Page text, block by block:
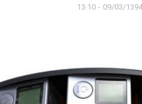
09/03/1394 - 13:10